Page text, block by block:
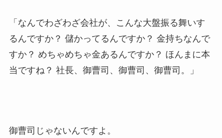
「なんでわざわざ会社が、こんな大盤振る舞いす
るんですか？ 儲かってるんですか？ 金持ちなんで
すか？ めちゃめちゃ金あるんですか？ ほんまに本
当ですね？ 社長、御曹司、御曹司、御曹司。」
御曹司じゃないんですよ。